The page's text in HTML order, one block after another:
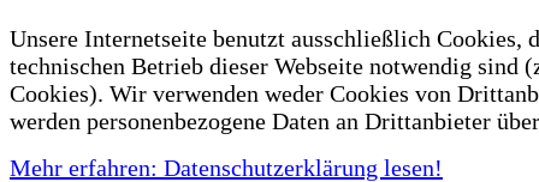
Unsere Internetseite benutzt ausschließlich Cookies,
technischen Betrieb dieser Webseite notwendig sind
Cookies). Wir verwenden weder Cookies von
werden personenbezogene Daten an Drittanbieter
Mehr erfahren: Datenschutzerklärung lesen!